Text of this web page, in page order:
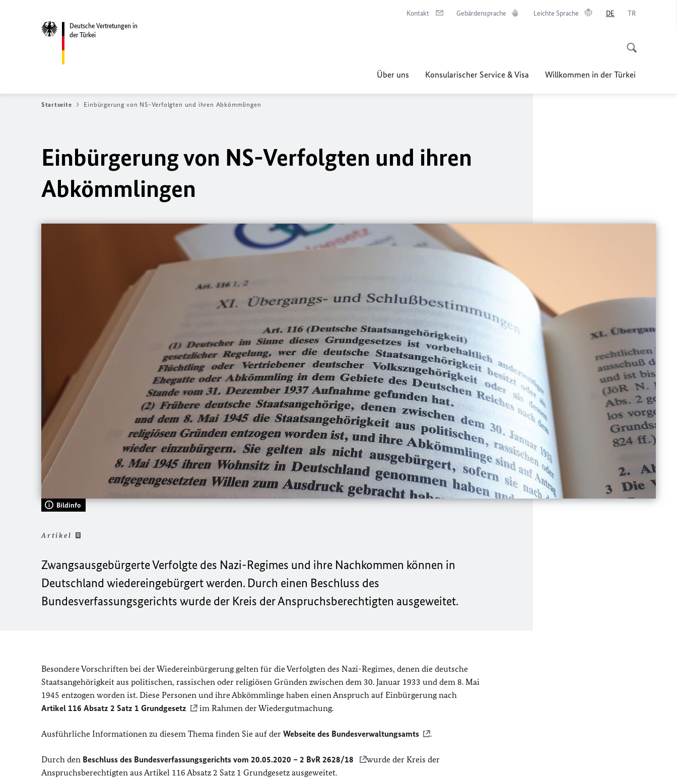
Deutsche Vertretungen in
der Türkei
Kontakt Gebärdensprache Leichte Sprache DE TR
Über uns Konsularischer Service & Visa Willkommen in der Türkei
Startseite Einbürgerung von NS-Verfolgten und ihren Abkömmlingen
Einbürgerung von NS-Verfolgten und ihren
Abkömmlingen
Bildinfo
Artikel
Zwangsausgebürgerte Verfolgte des Nazi-Regimes und ihre Nachkommen können in
Deutschland wiedereingebürgert werden. Durch einen Beschluss des
Bundesverfassungsgerichts wurde der Kreis der Anspruchsberechtigten ausgeweitet.
Besondere Vorschriften bei der Wiedereinbürgerung gelten für die Verfolgten des Nazi-Regimes, denen die deutsche
Staatsangehörigkeit aus politischen, rassischen oder religiösen Gründen zwischen dem 30. Januar 1933 und dem 8. Mai
1945 entzogen worden ist. Diese Personen und ihre Abkömmlinge haben einen Anspruch auf Einbürgerung nach
Artikel 116 Absatz 2 Satz 1 Grundgesetz
im Rahmen der Wiedergutmachung.
Ausführliche Informationen zu diesem Thema finden Sie auf der Webseite des Bundesverwaltungsamts .
Durch den Beschluss des Bundesverfassungsgerichts vom 20.05.2020 – 2 BvR 2628/18
wurde der Kreis der
Anspruchsberechtigten aus Artikel 116 Absatz 2 Satz 1 Grundgesetz ausgeweitet.